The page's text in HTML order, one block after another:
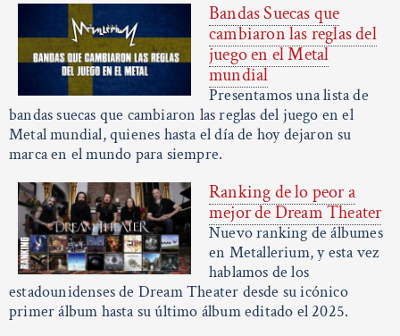
Bandas Suecas que
cambiaron las reglas del
juego en el Metal
mundial
Presentamos una lista de
bandas suecas que cambiaron las reglas del juego en el
Metal mundial, quienes hasta el día de hoy dejaron su
marca en el mundo para siempre.
Ranking de lo peor a
mejor de Dream Theater
Nuevo ranking de álbumes
en Metallerium, y esta vez
hablamos de los
estadounidenses de Dream Theater desde su icónico
primer álbum hasta su último álbum editado el 2025.